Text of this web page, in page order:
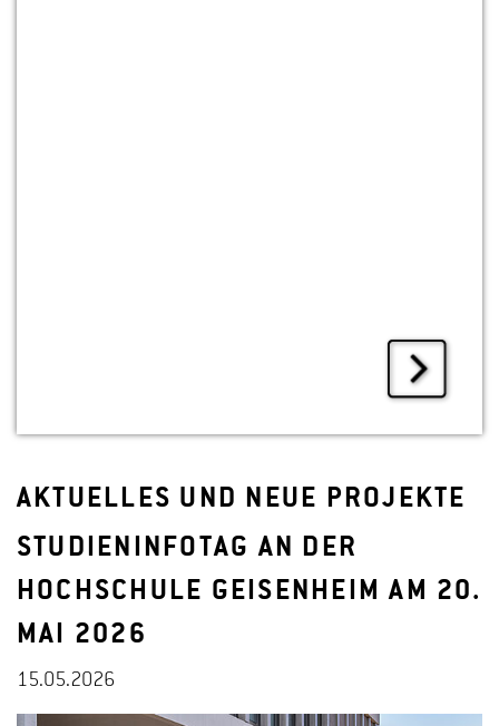
AKTUELLES UND NEUE PROJEKTE
STUDIENINFOTAG AN DER
HOCHSCHULE GEISENHEIM AM 20.
MAI 2026
15.05.2026